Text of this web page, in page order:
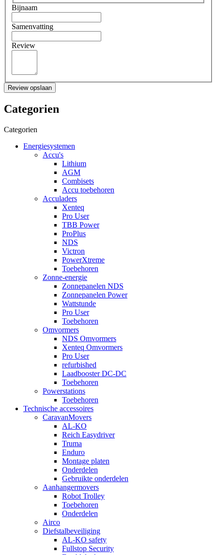
Bijnaam
Samenvatting
Review
Review opslaan
Categorien
Categorien
Energiesystemen
Accu's
Lithium
AGM
Combisets
Accu toebehoren
Acculaders
Xenteq
Pro User
TBB Power
ProPlus
NDS
Victron
PowerXtreme
Toebehoren
Zonne-energie
Zonnepanelen NDS
Zonnepanelen Power
Wattstunde
Pro User
Toebehoren
Omvormers
NDS Omvormers
Xenteq Omvormers
Pro User
refurbished
Laadbooster DC-DC
Toebehoren
Powerstations
Toebehoren
Technische accessoires
CaravanMovers
AL-KO
Reich Easydriver
Truma
Enduro
Montage platen
Onderdelen
Gebruikte onderdelen
Aanhangermovers
Robot Trolley
Toebehoren
Onderdelen
Airco
Diefstalbeveiliging
AL-KO safety
Fullstop Security